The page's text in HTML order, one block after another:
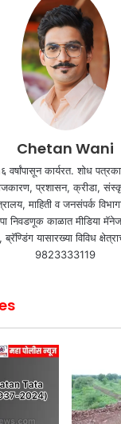
Chetan Wani
वर्षांपासून कार्यरत. शोध
प्रशासन, क्रीडा,
माहिती व जनसंपर्क
निवडणूक काळात मीडिया
यासारख्या विविध
9823333119